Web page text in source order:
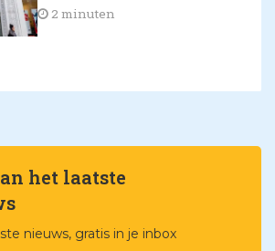
2 minuten
het laatste
nieuws, gratis in je inbox